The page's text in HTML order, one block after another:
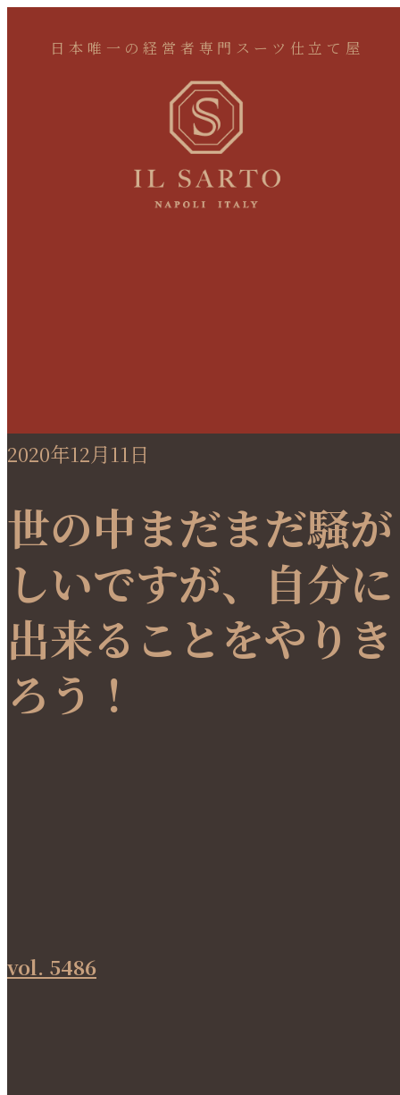
日本唯一の経営者専門スーツ仕立て屋
2020年12月11日
世の中まだまだ騒が
しいですが、自分に
出来ることをやりき
ろう！
vol. 5486